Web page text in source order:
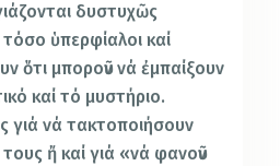
δυστυχῶς
ὑπερφίαλοι καί
ὅτι μποροῦν νά ἐμπαίξουν
καί τό μυστήριο.
γιά νά τακτοποιήσουν
ἤ καί γιά «νά φανοῦν